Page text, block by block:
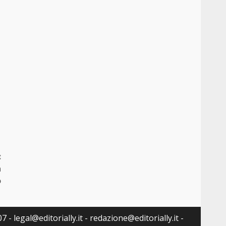
- legal@editorially.it - redazione@editorially.it -